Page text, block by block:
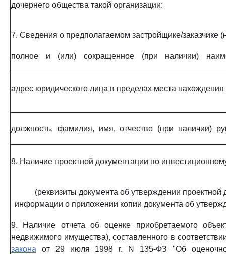
дочернего общества такой организации:
7. Сведения о предполагаемом застройщике/заказчике
полное и (или) сокращенное (при наличии)
адрес юридического лица в пределах места
должность, фамилия, имя, отчество (при наличии)
8. Наличие проектной документации по
(реквизиты документа об утверждении проектной
информации о приложении копии документа об
9. Наличие отчета об оценке приобретаемого
недвижимого имущества), составленного в
закона от 29 июля 1998 г. N 135-ФЗ "Об